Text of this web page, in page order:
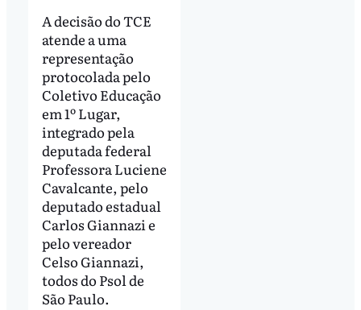
A decisão do TCE
atende a uma
representação
protocolada pelo
Coletivo Educação
em 1º Lugar,
integrado pela
deputada federal
Professora Luciene
Cavalcante, pelo
deputado estadual
Carlos Giannazi e
pelo vereador
Celso Giannazi,
todos do Psol de
São Paulo.